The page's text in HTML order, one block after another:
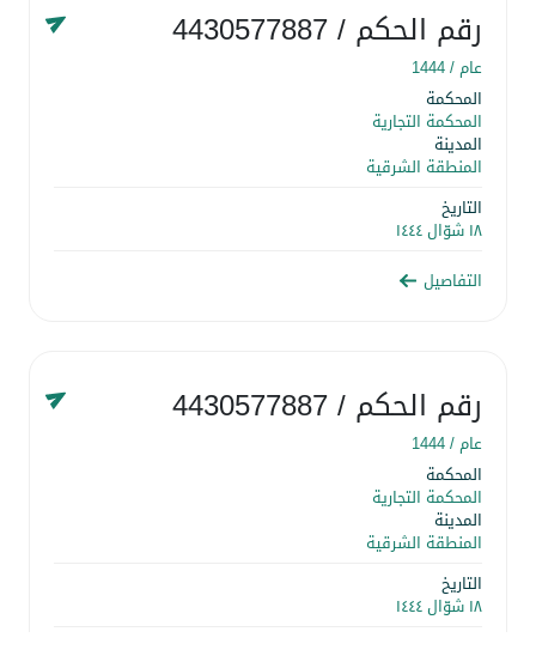
رقم الحكم/ 4430577887
عام /1444
المحكمة
المحكمة التجارية
المدينة
المنطقة الشرقية
التاريخ
١٨ شوّال ١٤٤٤
التفاصيل
رقم الحكم/ 4430577887
عام /1444
المحكمة
المحكمة التجارية
المدينة
المنطقة الشرقية
التاريخ
١٨ شوّال ١٤٤٤